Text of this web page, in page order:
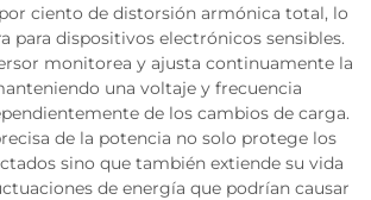
ciento de distorsión armónica total, lo
para dispositivos electrónicos sensibles.
monitorea y ajusta continuamente la
una voltaje y frecuencia
de los cambios de carga.
de la potencia no solo protege los
sino que también extiende su vida
de energía que podrían causar